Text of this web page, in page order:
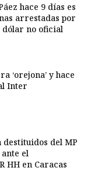
hace 9 días es
arrestadas por
no oficial
‘orejona’ y hace
Inter
del MP
el
HH en Caracas